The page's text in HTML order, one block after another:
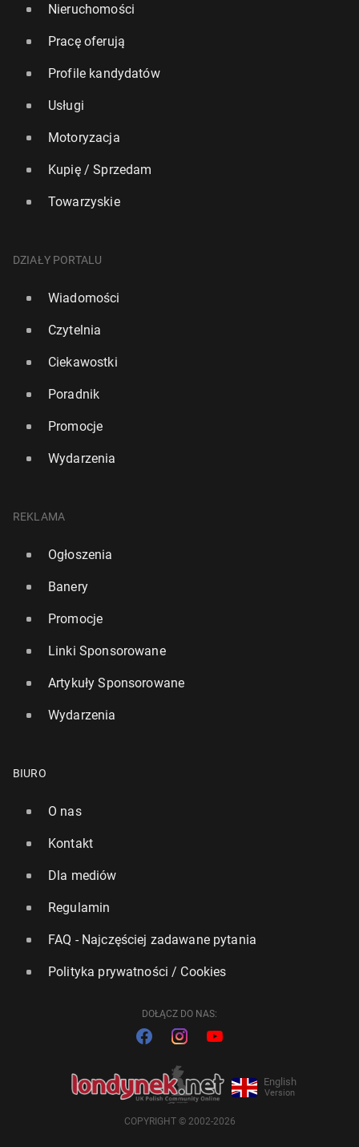
Nieruchomości
Pracę oferują
Profile kandydatów
Usługi
Motoryzacja
Kupię / Sprzedam
Towarzyskie
DZIAŁY PORTALU
Wiadomości
Czytelnia
Ciekawostki
Poradnik
Promocje
Wydarzenia
REKLAMA
Ogłoszenia
Banery
Promocje
Linki Sponsorowane
Artykuły Sponsorowane
Wydarzenia
BIURO
O nas
Kontakt
Dla mediów
Regulamin
FAQ - Najczęściej zadawane pytania
Polityka prywatności / Cookies
DOŁĄCZ DO NAS:
English
Version
COPYRIGHT © 2002-2026